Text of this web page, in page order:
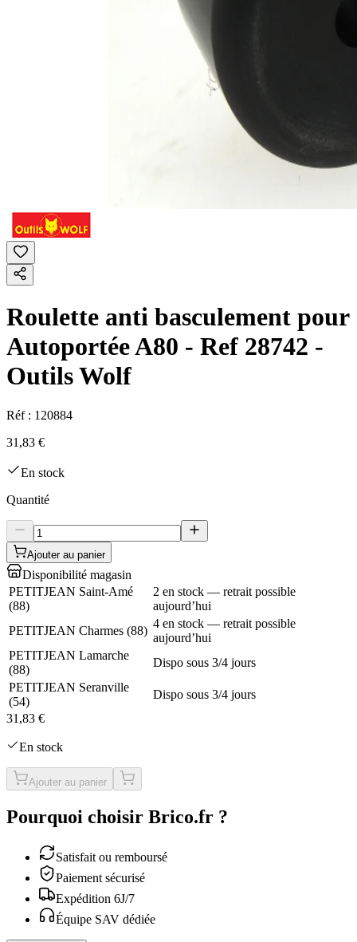
Roulette anti basculement pour
Autoportée A80 - Ref 28742 -
Outils Wolf
Réf : 120884
31,83 €
En stock
Quantité
Ajouter au panier
Disponibilité magasin
PETITJEAN Saint-Amé
(88)
2 en stock — retrait possible
aujourd’hui
PETITJEAN Charmes (88)
4 en stock — retrait possible
aujourd’hui
PETITJEAN Lamarche
(88)
Dispo sous 3/4 jours
PETITJEAN Seranville
(54)
Dispo sous 3/4 jours
31,83 €
En stock
Ajouter au panier
Pourquoi choisir Brico.fr ?
Satisfait ou remboursé
Paiement sécurisé
Expédition 6J/7
Équipe SAV dédiée